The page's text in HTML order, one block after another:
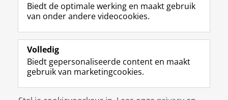
e
b
o
p
a
i
k
e
I
-
p
g
-
f
e
R
k
t
r
m
c
T
e
k
a
Studiekiezers
Alumni
Over ons
Disclaimer & Copyright
Biedt de optimale werking en maakt gebruik
van onder andere videocookies.
Volledig
Biedt gepersonaliseerde content en maakt
gebruik van marketingcookies.